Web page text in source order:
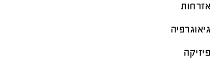
אזרחות
גיאוגרפיה
פיזיקה